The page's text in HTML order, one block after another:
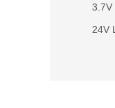
3.7V
24V